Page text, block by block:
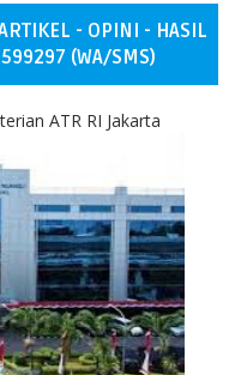
- OPINI - HASIL
(WA/SMS)
ATR RI Jakarta